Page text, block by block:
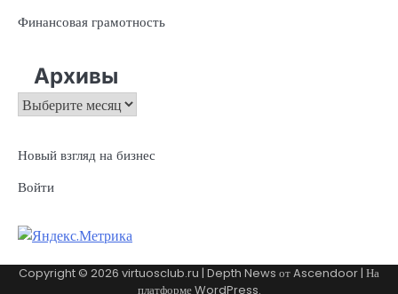
Финансовая грамотность
Архивы
Архивы
Новый взгляд на бизнес
Войти
Copyright © 2026 virtuosclub.ru | Depth News отAscendoor | На
платформеWordPress.